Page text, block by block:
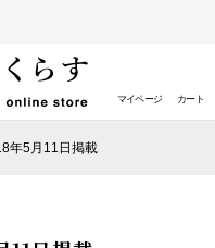
マイページ カート
年5月11日掲載